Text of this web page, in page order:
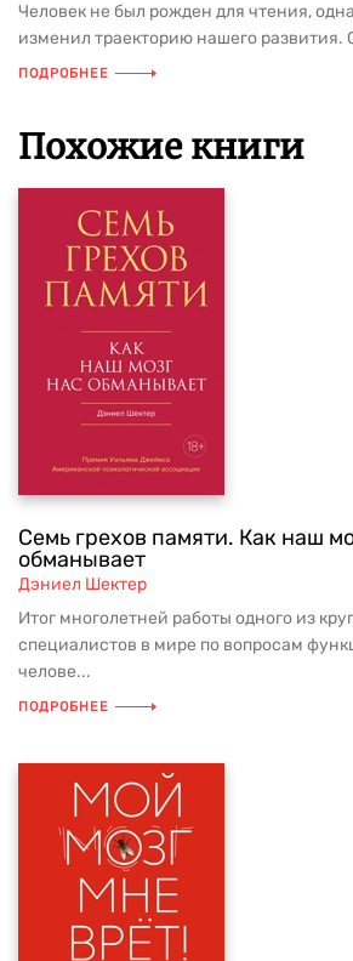
Человек не был рожден для чтения,
изменил траекторию нашего развития.
ПОДРОБНЕЕ
Похожие книги
Семь грехов памяти. Как наш
обманывает
Дэниел Шектер
Итог многолетней работы одного из
специалистов в мире по вопросам
челове...
ПОДРОБНЕЕ